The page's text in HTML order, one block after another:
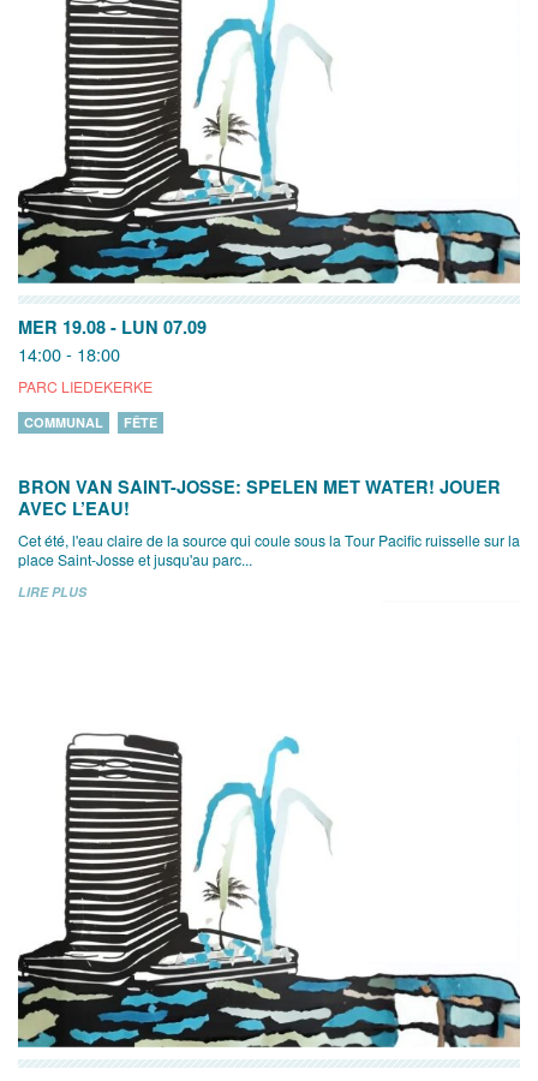
MER 19.08 - LUN 07.09
14:00 - 18:00
PARC LIEDEKERKE
COMMUNAL FÊTE
BRON VAN SAINT-JOSSE: SPELEN MET WATER! JOUER
AVEC L’EAU!
Cet été, l'eau claire de la source qui coule sous la Tour Pacific ruisselle sur la
place Saint-Josse et jusqu'au parc...
LIRE PLUS